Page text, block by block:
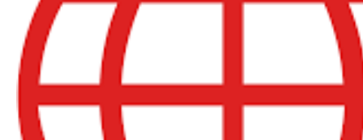
VIDEOS
GALERIA DE FOTOS
APP MÓVIL
TRANSPARENCIA